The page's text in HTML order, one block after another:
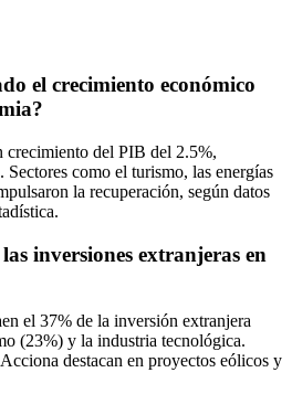
el crecimiento económico
crecimiento del PIB del 2.5%,
Sectores como el turismo, las energías
la recuperación, según datos
inversiones extranjeras en
el 37% de la inversión extranjera
(23%) y la industria tecnológica.
destacan en proyectos eólicos y